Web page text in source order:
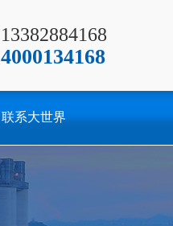
13382884168
4000134168
联系大世界